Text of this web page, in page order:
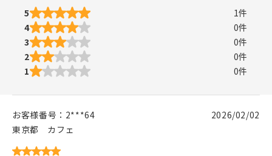
5
1件
4
0件
3
0件
2
0件
1
0件
お客様番号： 2***64
東京都
カフェ
2026/02/02